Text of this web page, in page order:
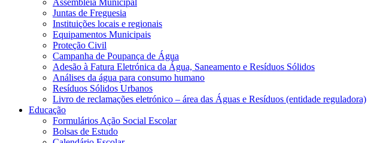
Assembleia Municipal
Juntas de Freguesia
Instituições locais e regionais
Equipamentos Municipais
Proteção Civil
Campanha de Poupança de Água
Adesão à Fatura Eletrónica da Água, Saneamento e Resíduos Sólidos
Análises da água para consumo humano
Resíduos Sólidos Urbanos
Livro de reclamações eletrónico – área das Águas e Resíduos (entidade reguladora)
Educação
Formulários Ação Social Escolar
Bolsas de Estudo